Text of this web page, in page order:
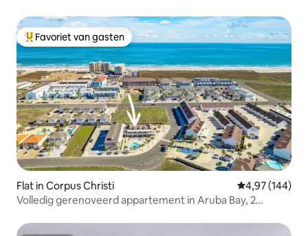
Topfavoriet van gasten
Favoriet van gasten
Flat in Corpus Christi Gemiddelde
4,97 (144)
Volledig gerenoveerd appartement in Aruba Bay, 2